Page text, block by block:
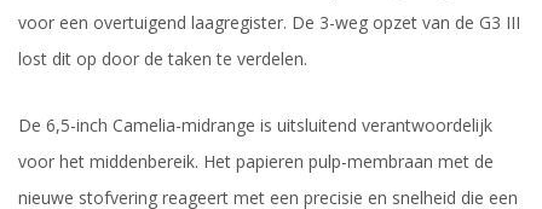
voor een overtuigend laagregister. De 3-weg opzet van de G3 III
lost dit op door de taken te verdelen.
De 6,5-inch Camelia-midrange is uitsluitend verantwoordelijk
voor het middenbereik. Het papieren pulp-membraan met de
nieuwe stofvering reageert met een precisie en snelheid die een